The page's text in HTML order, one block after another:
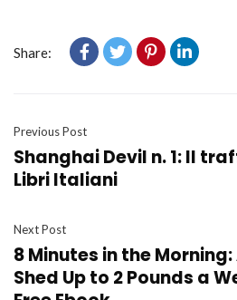
Share:
Previous Post
Shanghai Devil n. 1: Il
Libri Italiani
Next Post
8 Minutes in the
Shed Up to 2 Pounds a